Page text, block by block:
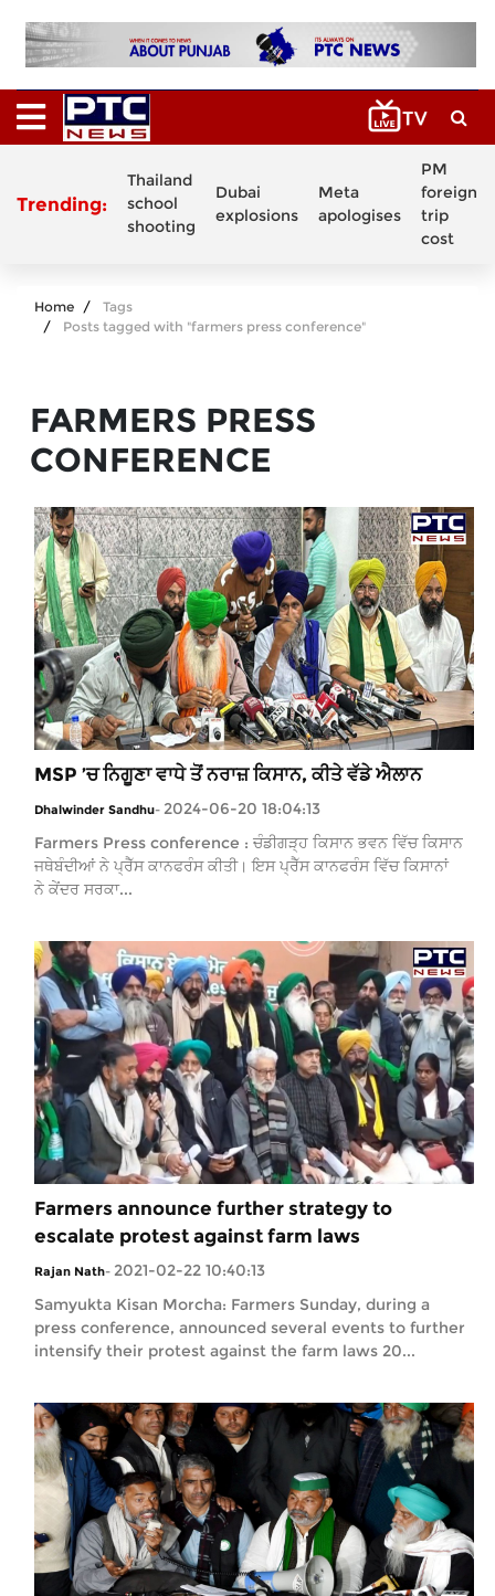
Trending:
Thailand
school
shooting
Dubai
explosions
Meta
apologises
PM
foreign
trip
cost
Home
Tags
Posts tagged with "farmers press conference"
FARMERS PRESS
CONFERENCE
MSP ’ਚ ਨਿਗੂਣਾ ਵਾਧੇ ਤੋਂ ਨਰਾਜ਼ ਕਿਸਾਨ, ਕੀਤੇ ਵੱਡੇ ਐਲਾਨ
Dhalwinder Sandhu- 2024-06-20 18:04:13
Farmers Press conference : ਚੰਡੀਗੜ੍ਹ ਕਿਸਾਨ ਭਵਨ ਵਿੱਚ ਕਿਸਾਨ
ਜਥੇਬੰਦੀਆਂ ਨੇ ਪ੍ਰੈੱਸ ਕਾਨਫਰੰਸ ਕੀਤੀ। ਇਸ ਪ੍ਰੈੱਸ ਕਾਨਫਰੰਸ ਵਿੱਚ ਕਿਸਾਨਾਂ
ਨੇ ਕੇਂਦਰ ਸਰਕਾ...
Farmers announce further strategy to
escalate protest against farm laws
Rajan Nath- 2021-02-22 10:40:13
Samyukta Kisan Morcha: Farmers Sunday, during a
press conference, announced several events to further
intensify their protest against the farm laws 20...